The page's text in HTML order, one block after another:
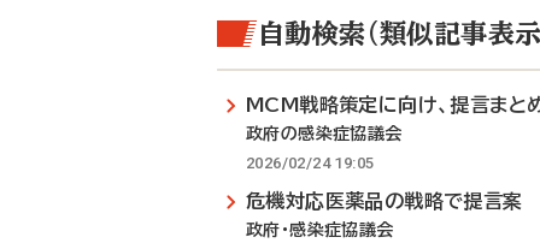
自動検索（類似記事表示
MCM戦略策定に向け、提言まと
政府の感染症協議会
2026/02/24 19:05
危機対応医薬品の戦略で提言案
政府・感染症協議会